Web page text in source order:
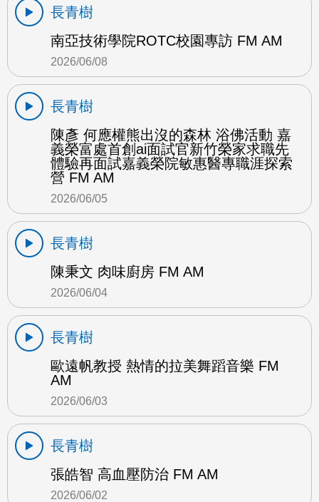
長青樹
南亞技術學院ROTC校園專訪 FM AM
2026/06/08
長青樹
陳彥 何應權熊出沒的森林 浴佛活動 嘉
義榮富處首創ai面試官新竹榮家求職先
體驗再面試嘉義榮院敏惠醫專職涯探索
營 FM AM
2026/06/05
長青樹
陳秉文 肉味廚房 FM AM
2026/06/04
長青樹
歐遠帆教授 熱情的拉美舞蹈音樂 FM
AM
2026/06/03
長青樹
張皓智 高血壓防治 FM AM
2026/06/02